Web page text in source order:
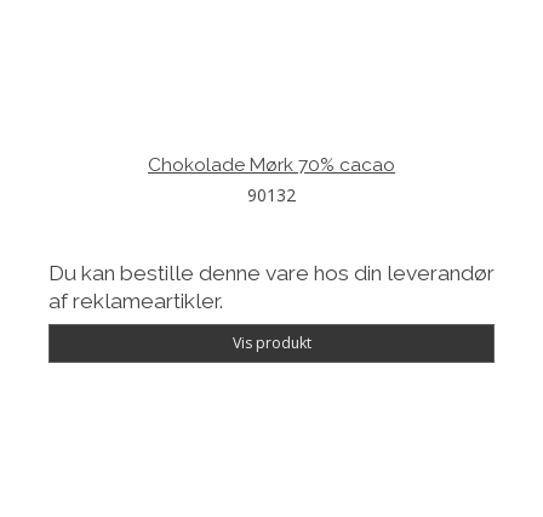
Chokolade Mørk 70% cacao
90132
Du kan bestille denne vare hos din leverandør
af reklameartikler.
Vis produkt